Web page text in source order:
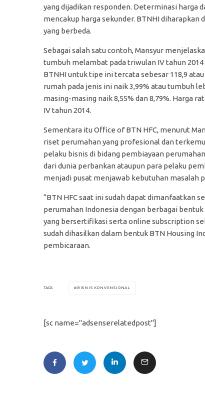
yang dijadikan responden. Determinasi harga
mencakup harga sekunder. BTNHI diharapkan
yang berbeda.
Sebagai salah satu contoh, Mansyur
tumbuh melambat pada triwulan IV tahun
BTNHI untuk tipe ini tercata sebesar 118,9
rumah pada jenis ini naik 3,99% atau tumbuh
masing-masing naik 8,55% dan 8,79%. Harga
IV tahun 2014.
Sementara itu Office of BTN HFC, menurut
riset perumahan yang profesional dan
pelaku bisnis di bidang pembiayaan
dari dunia perbankan ataupun para pelaku
menjadi pusat menjawab kebutuhan masalah
“BTN HFC saat ini sudah dapat dimanfaatkan
perumahan Indonesia dengan berbagai
yang bersertifikasi serta online subscription
sudah dihasilkan dalam bentuk BTN Housing
pembicaraan.
TAGS BISNIS KONVENSIONAL
[sc name="adsenserelatedpost"]